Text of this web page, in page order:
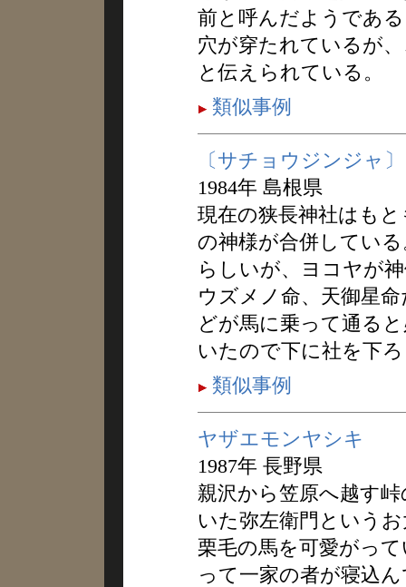
前と呼んだようであ
穴が穿たれているが
と伝えられている。
類似事例
〔サチョウジンジャ〕
1984年 島根県
現在の狭長神社はも
の神様が合併してい
らしいが、ヨコヤが
ウズメノ命、天御星
どが馬に乗って通る
いたので下に社を下
類似事例
ヤザエモンヤシキ
1987年 長野県
親沢から笠原へ越す
いた弥左衛門という
栗毛の馬を可愛がっ
って一家の者が寝込